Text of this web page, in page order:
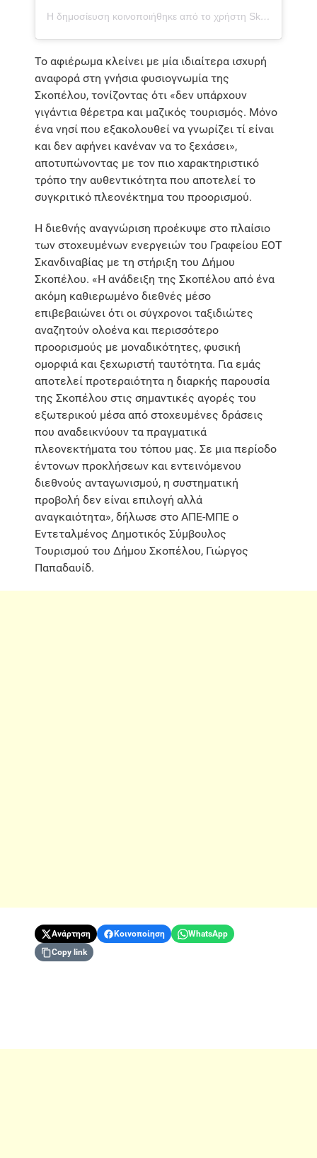
Η δημοσίευση κοινοποιήθηκε από το χρήστη Skopelos Island (@visitskopelosisland)
Το αφιέρωμα κλείνει με μία ιδιαίτερα ισχυρή
αναφορά στη γνήσια φυσιογνωμία της
Σκοπέλου, τονίζοντας ότι «δεν υπάρχουν
γιγάντια θέρετρα και μαζικός τουρισμός. Μόνο
ένα νησί που εξακολουθεί να γνωρίζει τί είναι
και δεν αφήνει κανέναν να το ξεχάσει»,
αποτυπώνοντας με τον πιο χαρακτηριστικό
τρόπο την αυθεντικότητα που αποτελεί το
συγκριτικό πλεονέκτημα του προορισμού.
Η διεθνής αναγνώριση προέκυψε στο πλαίσιο
των στοχευμένων ενεργειών του Γραφείου ΕΟΤ
Σκανδιναβίας με τη στήριξη του Δήμου
Σκοπέλου. «Η ανάδειξη της Σκοπέλου από ένα
ακόμη καθιερωμένο διεθνές μέσο
επιβεβαιώνει ότι οι σύγχρονοι ταξιδιώτες
αναζητούν ολοένα και περισσότερο
προορισμούς με μοναδικότητες, φυσική
ομορφιά και ξεχωριστή ταυτότητα. Για εμάς
αποτελεί προτεραιότητα η διαρκής παρουσία
της Σκοπέλου στις σημαντικές αγορές του
εξωτερικού μέσα από στοχευμένες δράσεις
που αναδεικνύουν τα πραγματικά
πλεονεκτήματα του τόπου μας. Σε μια περίοδο
έντονων προκλήσεων και εντεινόμενου
διεθνούς ανταγωνισμού, η συστηματική
προβολή δεν είναι επιλογή αλλά
αναγκαιότητα», δήλωσε στο ΑΠΕ-ΜΠΕ ο
Εντεταλμένος Δημοτικός Σύμβουλος
Τουρισμού του Δήμου Σκοπέλου, Γιώργος
Παπαδαυίδ.
Ανάρτηση Κοινοποίηση
WhatsApp
Copy link